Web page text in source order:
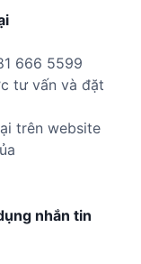
666 5599
tư vấn và đặt
trên website
nhắn tin